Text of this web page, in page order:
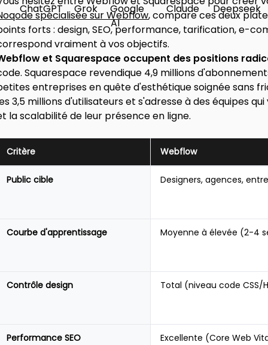
spécialisée sur Webflow, compare ces deux
forts : design, SEO, performance, tarification, e-
vraiment à vos objectifs.
et Squarespace occupent des positions
Squarespace revendique 4,9 millions
entreprises en quête d'esthétique soignée sans
3,5 millions d'utilisateurs et s'adresse à des équipes
la scalabilité de leur présence en ligne.
comparatif
Squarespace
Critère Webflow
Public cible Designers, agences,
Courbe d'apprentissage Moyenne à élevée (2-4
Contrôle design Total (niveau code CSS/
Performance SEO Excellente (Core Web